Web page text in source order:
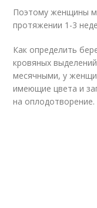
Поэтому женщины
протяжении 1-3
Как определить
кровяных
месячными, у
имеющие цвета и
на оплодотворение.